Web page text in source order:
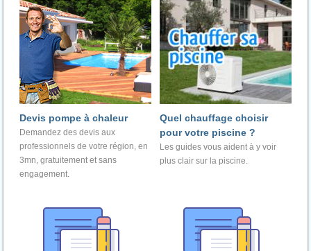
Devis pompe à chaleur
Demandez des devis aux
professionnels de votre région, en
3mn, gratuitement et sans
engagement.
Quel chauffage choisir
pour votre piscine ?
Les guides vous aident à y voir
plus clair sur la piscine.